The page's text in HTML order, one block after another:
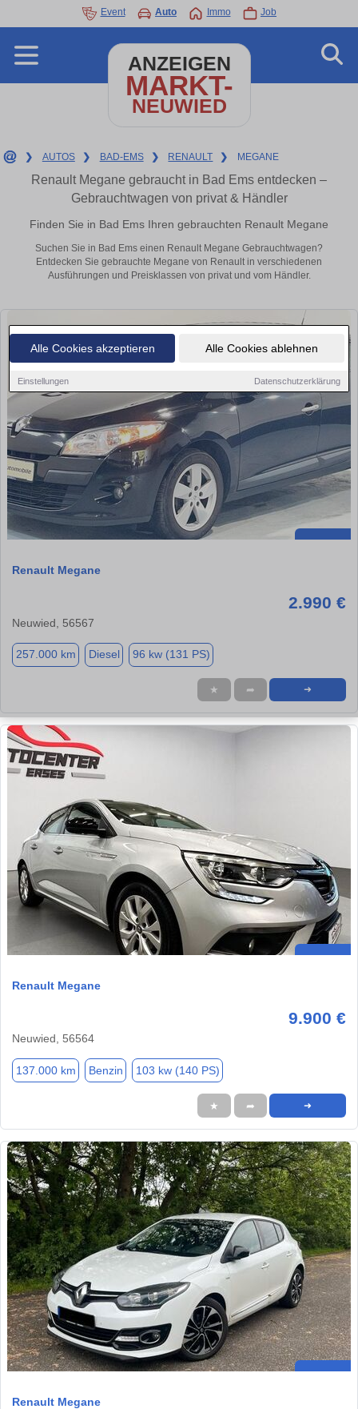
Alle Cookies akzeptieren Alle Cookies ablehnen
Einstellungen Datenschutzerklärung
Event Auto Immo Job
ANZEIGEN
MARKT-
NEUWIED
❯ AUTOS ❯ BAD-EMS ❯ RENAULT ❯ MEGANE
Renault Megane gebraucht in Bad Ems entdecken –
Gebrauchtwagen von privat & Händler
Finden Sie in Bad Ems Ihren gebrauchten Renault Megane
Suchen Sie in Bad Ems einen Renault Megane Gebrauchtwagen?
Entdecken Sie gebrauchte Megane von Renault in verschiedenen
Ausführungen und Preisklassen von privat und vom Händler.
Renault Megane
2.990 €
Neuwied, 56567
257.000 km Diesel 96 kw (131 PS)
★ ➦ ➜
Renault Megane
9.900 €
Neuwied, 56564
137.000 km Benzin 103 kw (140 PS)
★ ➦ ➜
Renault Megane